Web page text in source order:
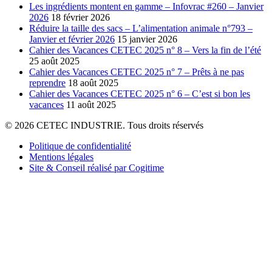
Les ingrédients montent en gamme – Infovrac #260 – Janvier
2026 18 février 2026
Réduire la taille des sacs – L’alimentation animale n°793 –
Janvier et février 2026 15 janvier 2026
Cahier des Vacances CETEC 2025 n° 8 – Vers la fin de l’été
25 août 2025
Cahier des Vacances CETEC 2025 n° 7 – Prêts à ne pas
reprendre 18 août 2025
Cahier des Vacances CETEC 2025 n° 6 – C’est si bon les
vacances 11 août 2025
© 2026 CETEC INDUSTRIE. Tous droits réservés
Politique de confidentialité
Mentions légales
Site & Conseil réalisé par Cogitime